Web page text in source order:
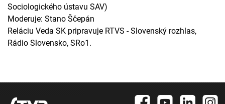
Sociologického ústavu SAV)
Moderuje: Stano Ščepán
Reláciu Veda SK pripravuje RTVS - Slovenský rozhlas,
Rádio Slovensko, SRo1.